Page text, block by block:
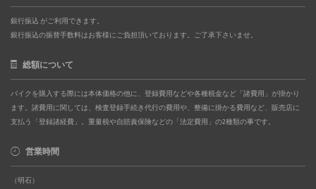
銀行振込 がご利用できます。
銀行振込の振替手数料はお客様にご負担頂いております。ご了承下さいませ。
総額について
バイクを購入する際には本体価格の他に、登録費用などや各種税金など「諸費用」が掛かり
ます。諸費用に関しては、検査登録手続き代行の費用や、整備に掛かる費用など、販売店に
支払う「登録諸経費」。重量税や自賠責保険などの「法定費用」の2種類の事です。
営業時間
（明石）